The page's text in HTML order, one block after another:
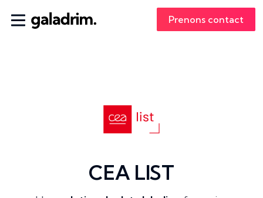
Prenons contact
CEA LIST